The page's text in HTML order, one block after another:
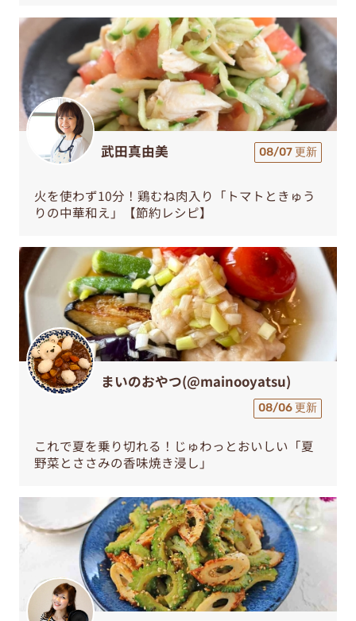
武田真由美 08/07 更新
火を使わず10分！鶏むね肉入り「トマトときゅう
りの中華和え」【節約レシピ】
まいのおやつ(@mainooyatsu)
08/06 更新
これで夏を乗り切れる！じゅわっとおいしい「夏
野菜とささみの香味焼き浸し」